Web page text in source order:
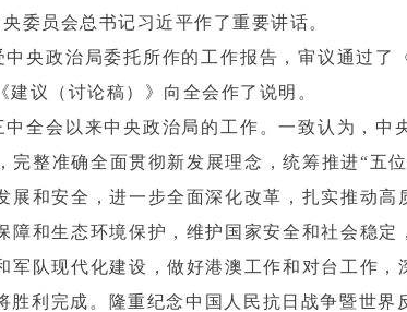
委员会总书记习近平作了重要讲话。
央政治局委托所作的工作报告，审议通过了
议（讨论稿）》向全会作了说明。
全会以来中央政治局的工作。一致认为，
完整准确全面贯彻新发展理念，统筹推进“五
展和安全，进一步全面深化改革，扎实推动
障和生态环境保护，维护国家安全和社会稳
军队现代化建设，做好港澳工作和对台工作
胜利完成。隆重纪念中国人民抗日战争暨世